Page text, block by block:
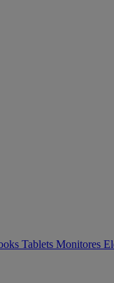
Tablets Monitores